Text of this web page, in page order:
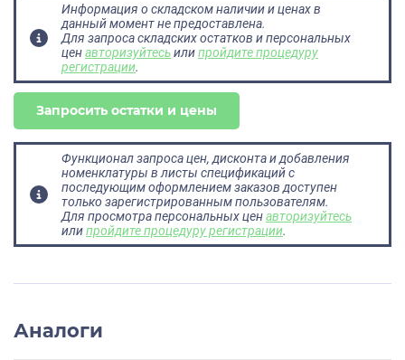
Информация о складском наличии и ценах в
данный момент не предоставлена.
Для запроса складских остатков и персональных
ценавторизуйтесьилипройдите процедуру
регистрации.
Запросить остатки и цены
Функционал запроса цен, дисконта и добавления
номенклатуры в листы спецификаций с
последующим оформлением заказов доступен
только зарегистрированным пользователям.
Для просмотра персональных ценавторизуйтесь
илипройдите процедуру регистрации.
Аналоги